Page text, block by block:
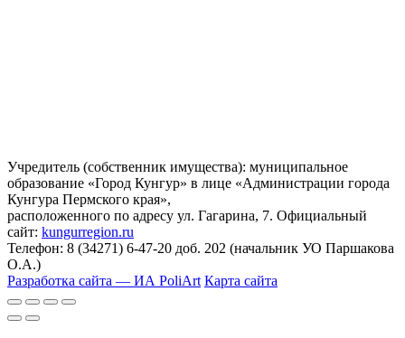
Учредитель (собственник имущества): муниципальное
образование «Город Кунгур» в лице «Администрации города
Кунгура Пермского края»,
расположенного по адресу ул. Гагарина, 7. Официальный
сайт: kungurregion.ru
Телефон: 8 (34271) 6-47-20 доб. 202 (начальник УО Паршакова
О.А.)
Разработка сайта — ИА PoliArt Карта сайта